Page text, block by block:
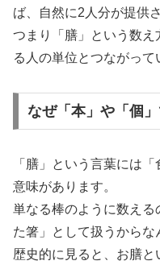
ば、自然に2人分が提供
つまり「膳」という数
る人の単位とつながって
なぜ「本」や「個
「膳」という言葉には
意味があります。
単なる棒のように数える
た箸」として扱うからな
歴史的に見ると、お膳